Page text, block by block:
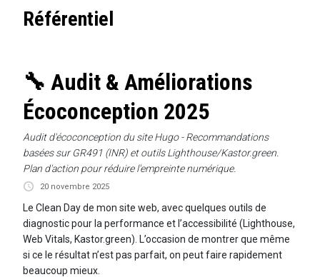
Référentiel
🔧 Audit & Améliorations
Écoconception 2025
Audit d'écoconception du site Hugo - Recommandations
basées sur GR491 (INR) et outils Lighthouse/Kastor.green.
Plan d'action pour réduire l'empreinte numérique.
20 novembre 2025
Le Clean Day de mon site web, avec quelques outils de
diagnostic pour la performance et l’accessibilité (Lighthouse,
Web Vitals, Kastor.green). L’occasion de montrer que même
si ce le résultat n’est pas parfait, on peut faire rapidement
beaucoup mieux.